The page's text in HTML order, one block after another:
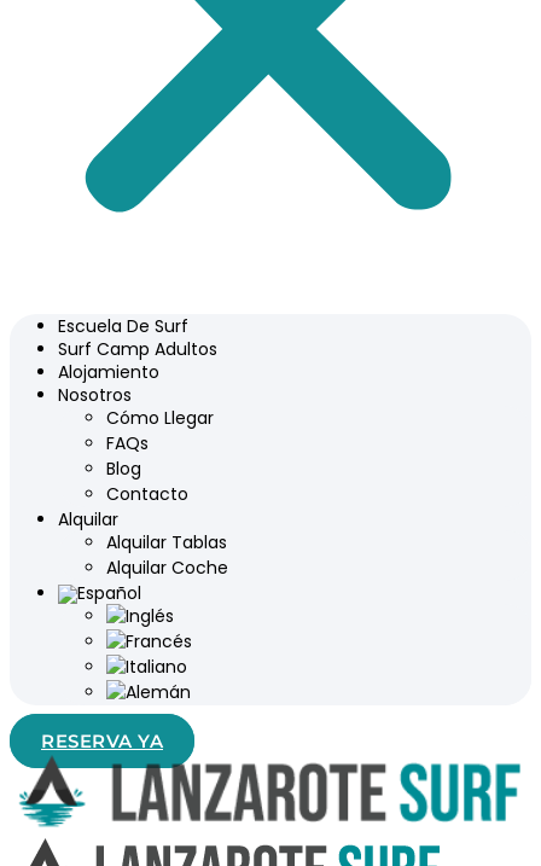
Escuela De Surf
Surf Camp Adultos
Alojamiento
Nosotros
Cómo Llegar
FAQs
Blog
Contacto
Alquilar
Alquilar Tablas
Alquilar Coche
RESERVA YA